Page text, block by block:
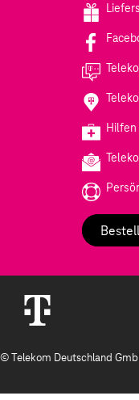
Hilfen
© Telekom Deutschland
(Der Link wird in einem neuen